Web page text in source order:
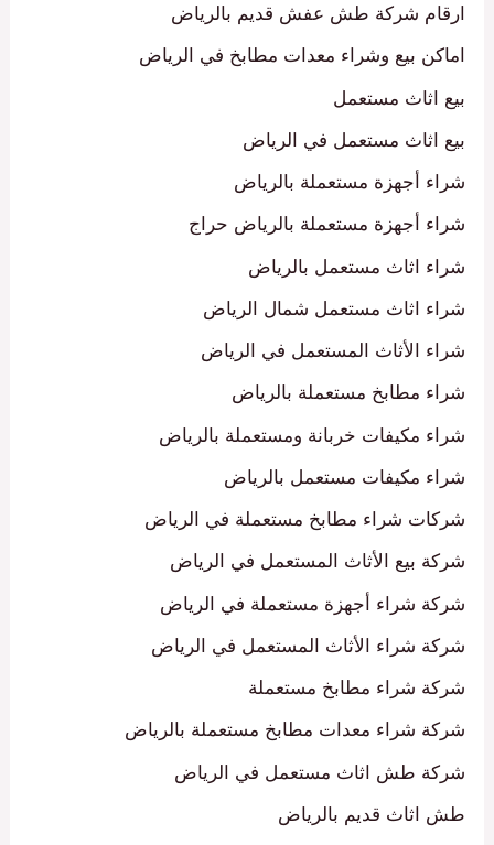
ارقام شركة طش عفش قديم بالرياض
اماكن بيع وشراء معدات مطابخ في الرياض
بيع اثاث مستعمل
بيع اثاث مستعمل في الرياض
شراء أجهزة مستعملة بالرياض
شراء أجهزة مستعملة بالرياض حراج
شراء اثاث مستعمل بالرياض
شراء اثاث مستعمل شمال الرياض
شراء الأثاث المستعمل في الرياض
شراء مطابخ مستعملة بالرياض
شراء مكيفات خربانة ومستعملة بالرياض
شراء مكيفات مستعمل بالرياض
شركات شراء مطابخ مستعملة في الرياض
شركة بيع الأثاث المستعمل في الرياض
شركة شراء أجهزة مستعملة في الرياض
شركة شراء الأثاث المستعمل في الرياض
شركة شراء مطابخ مستعملة
شركة شراء معدات مطابخ مستعملة بالرياض
شركة طش اثاث مستعمل في الرياض
طش اثاث قديم بالرياض